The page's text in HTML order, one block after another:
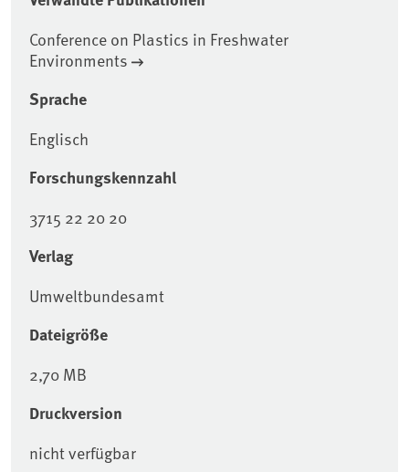
Conference on Plastics in Freshwater
Environments
Sprache
Englisch
Forschungskennzahl
3715 22 20 20
Verlag
Umweltbundesamt
Dateigröße
2,70 MB
Druckversion
nicht verfügbar